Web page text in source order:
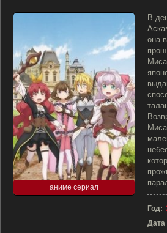
аниме сериал
В
она
Год:
Дата